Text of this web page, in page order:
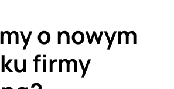
o nowym
firmy